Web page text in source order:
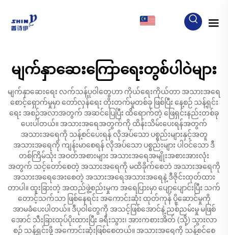
မျက်နှာဆေးကြောရေးတွစ်ပါဝဲများ
မျက်နှာဆေးရေး လက်သန့်ပုဝါတွေဟာ ကိုယ်ရေးကိုယ်တာ အသားအရေ
စောင့်ရှောက်မှုမှာ တော်လှန်ရေး တိုးတက်မှုတစ်ခု ဖြစ်ပြီး နေ့စဉ် သန့်ရှင်း
ရေး အစဉ်အလာအတွက် အဆင်ပြေပြီး ထိရောက်တဲ့ ဖြေရှင်းနည်းတစ်ခု
ပေးပါတယ်။ အသားအရေအတွက်ကို ထိန်းသိမ်းပေးရန်အတွက်
အသားအရေကို သန့်စင်ပေးရန် လိုအပ်သော ပစ္စည်းများနှင့်အတူ
အသားအရေကို ကျန်းမာစေရန် လိုအပ်သော ပစ္စည်းများ ပါဝင်သော ဒီ
တစ်ကြိမ်သုံး အဝတ်အစားများ အသားအရေအမျိုးအစားအားလုံး
အတွက် သင့်တော်စေတဲ့ အသားအရေကို မထိခိုက်စေဘဲ အသားအရေကို
အသားအရေအေးစေတဲ့ အသားအရေအသားအရေနဲ့ ဒီဇိုင်းထုတ်ထား
တာပါ။ ထူးခြားတဲ့ အထည်ဖွဲ့စည်းမှုက အရေပြားမှာ ပျော့ပျောင်းပြီး သက်
တောင့်သက်သာ ဖြစ်နေရင်း အကောင်းဆုံး ထုတ်ကုန် ပို့ဆောင်မှုကို
အာမခံပေးပါတယ်။ ဒီပုဝါတွေကို အသင့်ဖြစ်အောင်နဲ့ ညစ်ညမ်းမှု မဖြစ်
အောင် သီးခြားထုပ်ပိုးထားပြီး ခရီးသွား၊ အားကစားအိတ် (သို့) သွားလာ
စဉ် သန့်ရှင်းဖို့ အကောင်းဆုံးဖြစ်စေတယ်။ အသားအရေကို သန့်စင်စေ